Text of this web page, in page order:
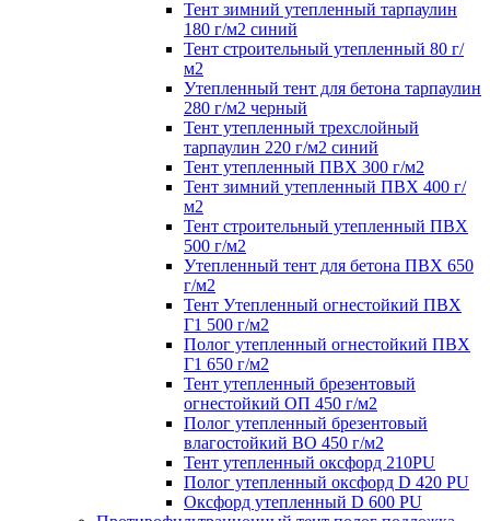
Тент зимний утепленный тарпаулин
180 г/м2 синий
Тент строительный утепленный 80 г/
м2
Утепленный тент для бетона тарпаулин
280 г/м2 черный
Тент утепленный трехслойный
тарпаулин 220 г/м2 синий
Тент утепленный ПВХ 300 г/м2
Тент зимний утепленный ПВХ 400 г/
м2
Тент строительный утепленный ПВХ
500 г/м2
Утепленный тент для бетона ПВХ 650
г/м2
Тент Утепленный огнестойкий ПВХ
Г1 500 г/м2
Полог утепленный огнестойкий ПВХ
Г1 650 г/м2
Тент утепленный брезентовый
огнестойкий ОП 450 г/м2
Полог утепленный брезентовый
влагостойкий ВО 450 г/м2
Тент утепленный оксфорд 210PU
Полог утепленный оксфорд D 420 PU
Оксфорд утепленный D 600 PU